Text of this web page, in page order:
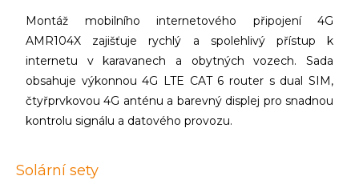
Montáž mobilního internetového připojení 4G
AMR104X zajišťuje rychlý a spolehlivý přístup k
internetu v karavanech a obytných vozech. Sada
obsahuje výkonnou 4G LTE CAT 6 router s dual SIM,
čtyřprvkovou 4G anténu a barevný displej pro snadnou
kontrolu signálu a datového provozu.
Solární sety